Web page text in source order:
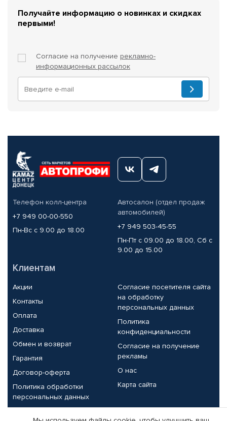
Получайте информацию о новинках и скидках
первыми!
Согласие на получение рекламно-
информационных рассылок
Телефон колл-центра
+7 949 00-00-550
Пн-Вс с 9.00 до 18.00
Автосалон (отдел продаж
автомобилей)
+7 949 503-45-55
Пн-Пт с 09.00 до 18.00, Сб с
9.00 до 15.00
Клиентам
Акции
Контакты
Оплата
Доставка
Обмен и возврат
Гарантия
Договор-оферта
Политика обработки
персональных данных
Согласие посетителя сайта
на обработку
персональных данных
Политика
конфиденциальности
Согласие на получение
рекламы
О нас
Карта сайта